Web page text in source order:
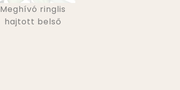
Meghívó ringlis
hajtott belső